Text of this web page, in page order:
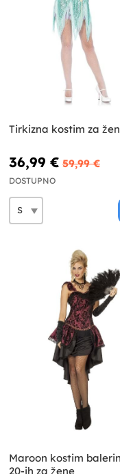
Tirkizna kostim za
36,99 € 59,99 €
DOSTUPNO
Maroon kostim
20-ih za žene